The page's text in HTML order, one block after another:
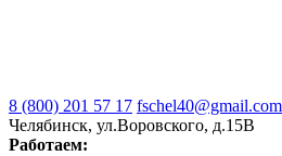
8 (800) 201 57 17 fschel40@gmail.com
Челябинск, ул.Воровского, д.15В
Работаем: